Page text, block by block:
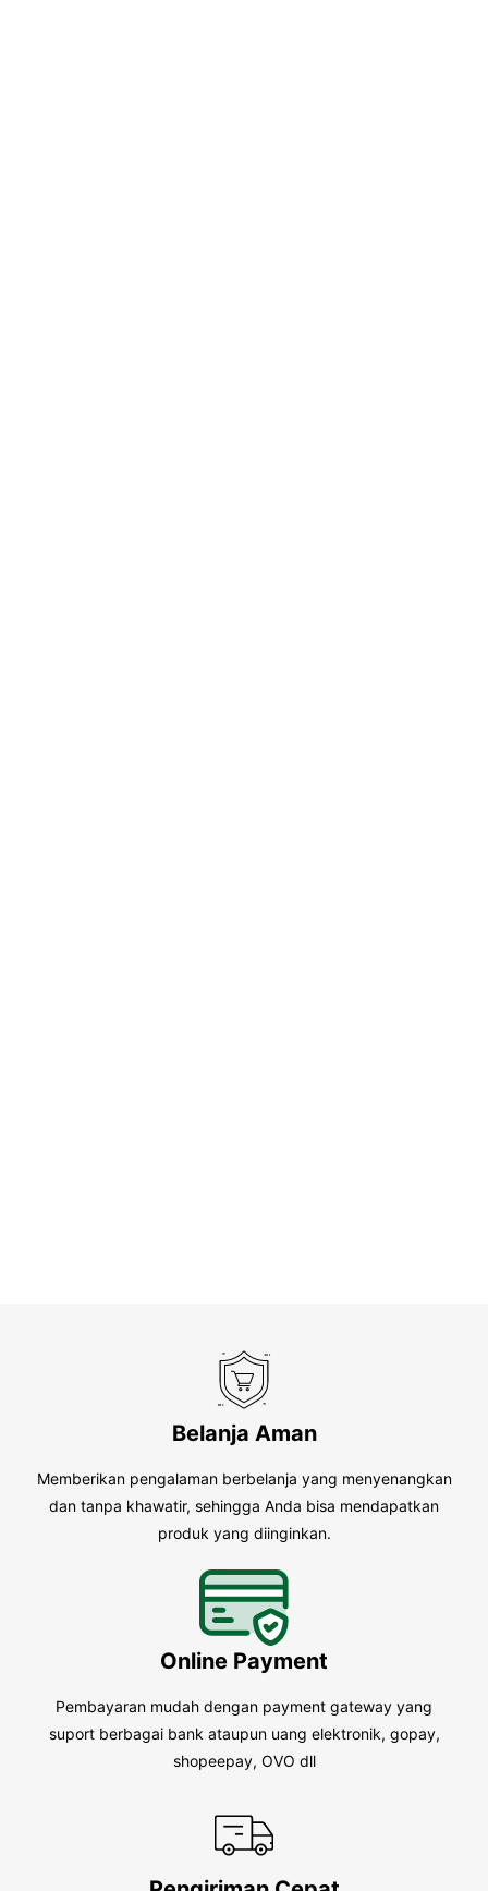
Belanja Aman
Memberikan pengalaman berbelanja yang menyenangkan
dan tanpa khawatir, sehingga Anda bisa mendapatkan
produk yang diinginkan.
Online Payment
Pembayaran mudah dengan payment gateway yang
suport berbagai bank ataupun uang elektronik, gopay,
shopeepay, OVO dll